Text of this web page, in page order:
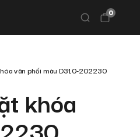
0
vân phối màu D310-202230
khóa